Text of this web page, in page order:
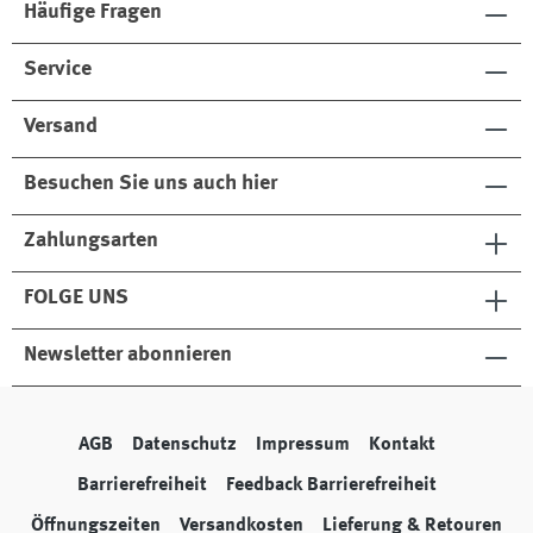
Häufige Fragen
Service
Versand
Besuchen Sie uns auch hier
Zahlungsarten
FOLGE UNS
Newsletter abonnieren
AGB Datenschutz Impressum Kontakt
Barrierefreiheit Feedback Barrierefreiheit
Öffnungszeiten Versandkosten Lieferung & Retouren